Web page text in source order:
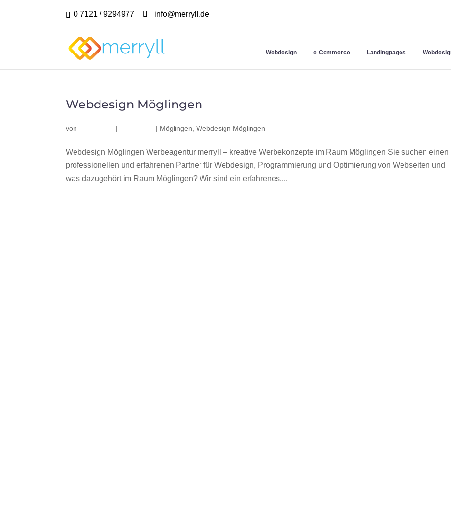
0 7121 / 9294977 info@merryll.de
Webdesign e-Commerce Landingpages
Webdesign Möglingen
von | | Möglingen ,Webdesign Möglingen
Webdesign Möglingen Werbeagentur merryll – kreative Werbekonzepte im Raum Möglingen Sie suchen einen
professionellen und erfahrenen Partner für Webdesign, Programmierung und Optimierung von Webseiten und
was dazugehört im Raum Möglingen? Wir sind ein erfahrenes,...